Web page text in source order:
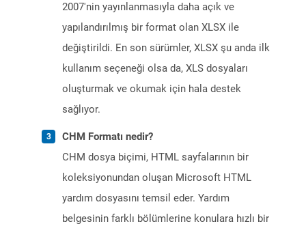
2007'nin yayınlanmasıyla daha açık ve
yapılandırılmış bir format olan XLSX ile
değiştirildi. En son sürümler, XLSX şu anda ilk
kullanım seçeneği olsa da, XLS dosyaları
oluşturmak ve okumak için hala destek
sağlıyor.
CHM Formatı nedir?
CHM dosya biçimi, HTML sayfalarının bir
koleksiyonundan oluşan Microsoft HTML
yardım dosyasını temsil eder. Yardım
belgesinin farklı bölümlerine konulara hızlı bir